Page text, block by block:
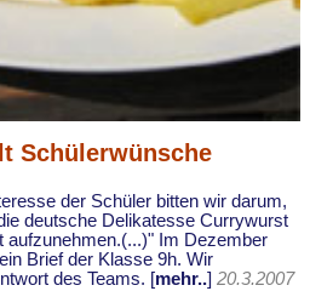
Schülerwünsche
der Schüler bitten wir darum,
deutsche Delikatesse Currywurst
aufzunehmen.(...)" Im Dezember
Brief der Klasse 9h. Wir
des Teams. [mehr..] 20.3.2007